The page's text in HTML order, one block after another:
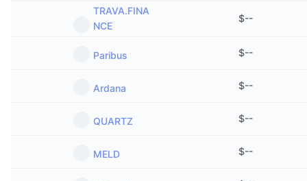
TRAVA.FINA
NCE
$--
Paribus $--
Ardana $--
QUARTZ $--
MELD $--